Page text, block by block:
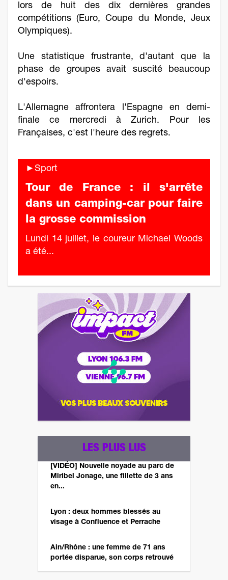
lors de huit des dix dernières grandes
compétitions (Euro, Coupe du Monde, Jeux
Olympiques).
Une statistique frustrante, d'autant que la
phase de groupes avait suscité beaucoup
d'espoirs.
L'Allemagne affrontera l'Espagne en demi-
finale ce mercredi à Zurich. Pour les
Françaises, c'est l'heure des regrets.
►Sport
Tour de France : il s'arrête
dans un camping-car pour faire
la grosse commission
Lundi 14 juillet, le coureur Michael Woods
a été...
LES PLUS LUS
[VIDÉO] Nouvelle noyade au parc de
Miribel Jonage, une fillette de 3 ans
en...
Lyon : deux hommes blessés au
visage à Confluence et Perrache
Ain/Rhône : une femme de 71 ans
portée disparue, son corps retrouvé